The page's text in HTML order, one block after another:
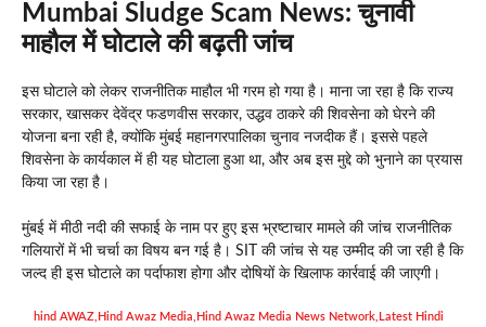
Mumbai Sludge Scam News: चुनावी
माहौल में घोटाले की बढ़ती जांच
इस घोटाले को लेकर राजनीतिक माहौल भी गरम हो गया है। माना जा रहा है कि राज्य
सरकार, खासकर देवेंद्र फडणवीस सरकार, उद्धव ठाकरे की शिवसेना को घेरने की
योजना बना रही है, क्योंकि मुंबई महानगरपालिका चुनाव नजदीक हैं। इससे पहले
शिवसेना के कार्यकाल में ही यह घोटाला हुआ था, और अब इस मुद्दे को भुनाने का प्रयास
किया जा रहा है।
मुंबई में मीठी नदी की सफाई के नाम पर हुए इस भ्रष्टाचार मामले की जांच राजनीतिक
गलियारों में भी चर्चा का विषय बन गई है। SIT की जांच से यह उम्मीद की जा रही है कि
जल्द ही इस घोटाले का पर्दाफाश होगा और दोषियों के खिलाफ कार्रवाई की जाएगी।
hind AWAZ Hind Awaz Media Hind Awaz Media News Network Latest Hindi